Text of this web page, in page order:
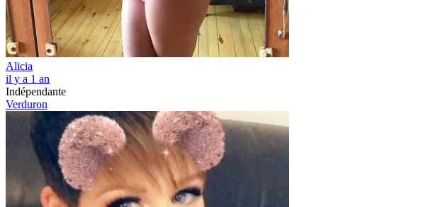
Alicia
il y a 1 an
Indépendante
Verduron